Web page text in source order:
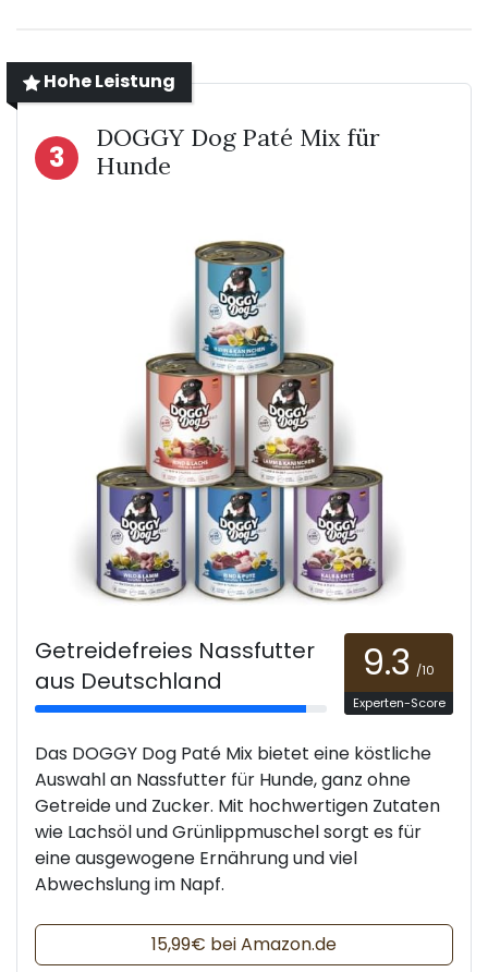
Hohe Leistung
3
DOGGY Dog Paté Mix für
Hunde
Getreidefreies Nassfutter
aus Deutschland
9.3 /10
Experten-Score
Das DOGGY Dog Paté Mix bietet eine köstliche
Auswahl an Nassfutter für Hunde, ganz ohne
Getreide und Zucker. Mit hochwertigen Zutaten
wie Lachsöl und Grünlippmuschel sorgt es für
eine ausgewogene Ernährung und viel
Abwechslung im Napf.
15,99€ bei Amazon.de